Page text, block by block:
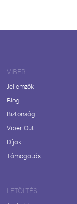
VIBER
Jellemzők
Blog
Biztonság
Viber Out
Díjak
Támogatás
LETÖLTÉS